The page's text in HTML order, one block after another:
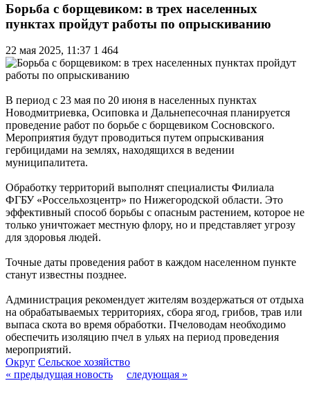
Борьба с борщевиком: в трех населенных
пунктах пройдут работы по опрыскиванию
22 мая 2025, 11:37 1 464
В период с 23 мая по 20 июня в населенных пунктах
Новодмитриевка, Осиповка и Дальнепесочная планируется
проведение работ по борьбе с борщевиком Сосновского.
Мероприятия будут проводиться путем опрыскивания
гербицидами на землях, находящихся в ведении
муниципалитета.
Обработку территорий выполнят специалисты Филиала
ФГБУ «Россельхозцентр» по Нижегородской области. Это
эффективный способ борьбы с опасным растением, которое не
только уничтожает местную флору, но и представляет угрозу
для здоровья людей.
Точные даты проведения работ в каждом населенном пункте
станут известны позднее.
Администрация рекомендует жителям воздержаться от отдыха
на обрабатываемых территориях, сбора ягод, грибов, трав или
выпаса скота во время обработки. Пчеловодам необходимо
обеспечить изоляцию пчел в ульях на период проведения
мероприятий.
Округ Сельское хозяйство
« предыдущая новость
следующая »